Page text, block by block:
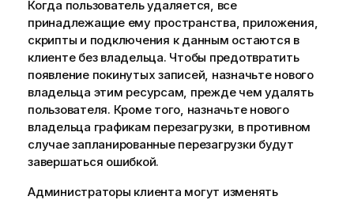
Когда пользователь удаляется, все
принадлежащие ему пространства, приложения,
скрипты и подключения к данным остаются в
клиенте без владельца. Чтобы предотвратить
появление покинутых записей, назначьте нового
владельца этим ресурсам, прежде чем удалять
пользователя. Кроме того, назначьте нового
владельца графикам перезагрузки, в противном
случае запланированные перезагрузки будут
завершаться ошибкой.
Администраторы клиента могут изменять